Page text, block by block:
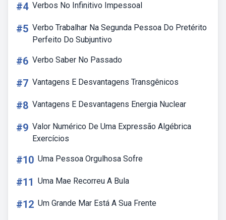
#4 Verbos No Infinitivo Impessoal
#5 Verbo Trabalhar Na Segunda Pessoa Do Pretérito
Perfeito Do Subjuntivo
#6 Verbo Saber No Passado
#7 Vantagens E Desvantagens Transgênicos
#8 Vantagens E Desvantagens Energia Nuclear
#9 Valor Numérico De Uma Expressão Algébrica
Exercícios
#10 Uma Pessoa Orgulhosa Sofre
#11 Uma Mae Recorreu A Bula
#12 Um Grande Mar Está A Sua Frente